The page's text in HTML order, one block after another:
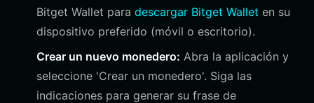
Bitget Wallet para descargar Bitget Wallet en su
dispositivo preferido (móvil o escritorio).
Crear un nuevo monedero: Abra la aplicación y
seleccione 'Crear un monedero'. Siga las
indicaciones para generar su frase de